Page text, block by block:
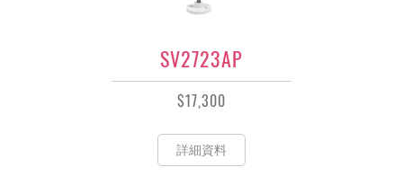
SV2723AP
$17,300
詳細資料